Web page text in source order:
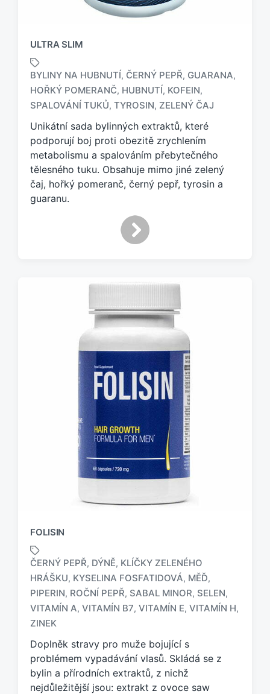
ULTRA SLIM
O
z
a
č
e
n
o
a
BYLINY NA HUBNUTÍ, ČERNÝ PEPŘ, GUARANA,
HOŘKÝ POMERANČ, HUBNUTÍ, KOFEIN,
SPALOVÁNÍ TUKŮ, TYROSIN, ZELENÝ ČAJ
Unikátní sada bylinných extraktů, které
podporují boj proti obezitě zrychlením
metabolismu a spalováním přebytečného
tělesného tuku. Obsahuje mimo jiné zelený
čaj, hořký pomeranč, černý pepř, tyrosin a
guaranu.
FOLISIN
O
z
n
č
e
n
ČERNÝ PEPŘ, DÝNĚ, KLÍČKY ZELENÉHO
HRÁŠKU, KYSELINA FOSFATIDOVÁ, MĚĎ,
PIPERIN, ROČNÍ PEPŘ, SABAL MINOR, SELEN,
VITAMÍN A, VITAMÍN B7, VITAMÍN E, VITAMÍN H,
ZINEK
Doplněk stravy pro muže bojující s
problémem vypadávání vlasů. Skládá se z
bylin a přírodních extraktů, z nichž
nejdůležitější jsou: extrakt z ovoce saw